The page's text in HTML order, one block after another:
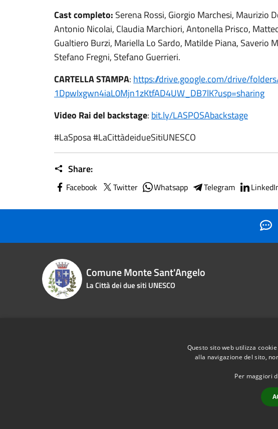
Cast completo: Serena Rossi, Giorgio Marchesi, Maurizio
Antonio Nicolai, Claudia Marchiori, Antonella Prisco,
Gualtiero Burzi, Mariella Lo Sardo, Matilde Piana, Saverio
Stefano Fregni, Stefano Guerrieri.
CARTELLA STAMPA: https://drive.google.com/drive/
1DpwIxgwn4iaL0Mjn1zKtfAD4UW_ DB7lK?usp=sharing
Video Rai del backstage: bit.ly/LASPOSAbackstage
#LaSposa #LaCittàdeidueSitiUNESCO
Share:
Facebook Twitter Whatsapp Telegram
Comune Monte Sant'Angelo
La Città dei due siti UNESCO
Phone:0884566206
Questo sito web utilizza
alla navigazione del sito,
Per maggiori